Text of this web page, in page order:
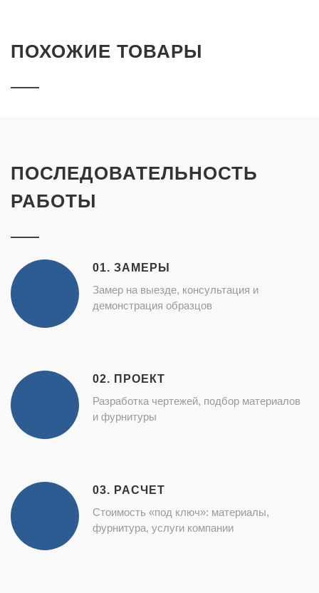
ПОХОЖИЕ ТОВАРЫ
ПОСЛЕДОВАТЕЛЬНОСТЬ
РАБОТЫ
01. ЗАМЕРЫ
Замер на выезде, консультация и
демонстрация образцов
02. ПРОЕКТ
Разработка чертежей, подбор материалов
и фурнитуры
03. РАСЧЕТ
Стоимость «под ключ»: материалы,
фурнитура, услуги компании